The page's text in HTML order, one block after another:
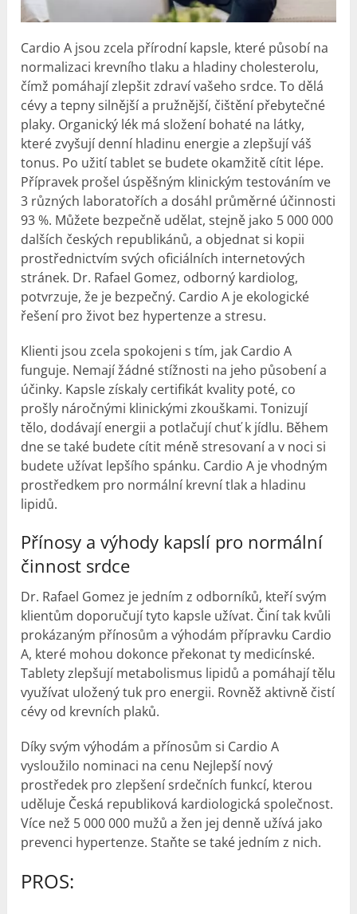
Cardio A jsou zcela přírodní kapsle, které působí na
normalizaci krevního tlaku a hladiny cholesterolu,
čímž pomáhají zlepšit zdraví vašeho srdce. To dělá
cévy a tepny silnější a pružnější, čištění přebytečné
plaky. Organický lék má složení bohaté na látky,
které zvyšují denní hladinu energie a zlepšují váš
tonus. Po užití tablet se budete okamžitě cítit lépe.
Přípravek prošel úspěšným klinickým testováním ve
3 různých laboratořích a dosáhl průměrné účinnosti
93 %. Můžete bezpečně udělat, stejně jako 5 000 000
dalších českých republikánů, a objednat si kopii
prostřednictvím svých oficiálních internetových
stránek. Dr. Rafael Gomez, odborný kardiolog,
potvrzuje, že je bezpečný. Cardio A je ekologické
řešení pro život bez hypertenze a stresu.
Klienti jsou zcela spokojeni s tím, jak Cardio A
funguje. Nemají žádné stížnosti na jeho působení a
účinky. Kapsle získaly certifikát kvality poté, co
prošly náročnými klinickými zkouškami. Tonizují
tělo, dodávají energii a potlačují chuť k jídlu. Během
dne se také budete cítit méně stresovaní a v noci si
budete užívat lepšího spánku. Cardio A je vhodným
prostředkem pro normální krevní tlak a hladinu
lipidů.
Přínosy a výhody kapslí pro normální
činnost srdce
Dr. Rafael Gomez je jedním z odborníků, kteří svým
klientům doporučují tyto kapsle užívat. Činí tak kvůli
prokázaným přínosům a výhodám přípravku Cardio
A, které mohou dokonce překonat ty medicínské.
Tablety zlepšují metabolismus lipidů a pomáhají tělu
využívat uložený tuk pro energii. Rovněž aktivně čistí
cévy od krevních plaků.
Díky svým výhodám a přínosům si Cardio A
vysloužilo nominaci na cenu Nejlepší nový
prostředek pro zlepšení srdečních funkcí, kterou
uděluje Česká republiková kardiologická společnost.
Více než 5 000 000 mužů a žen jej denně užívá jako
prevenci hypertenze. Staňte se také jedním z nich.
PROS: